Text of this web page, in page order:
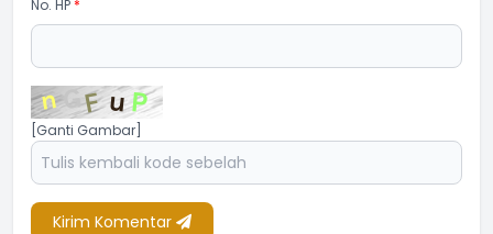
No. HP *
[Ganti Gambar]
Kirim Komentar